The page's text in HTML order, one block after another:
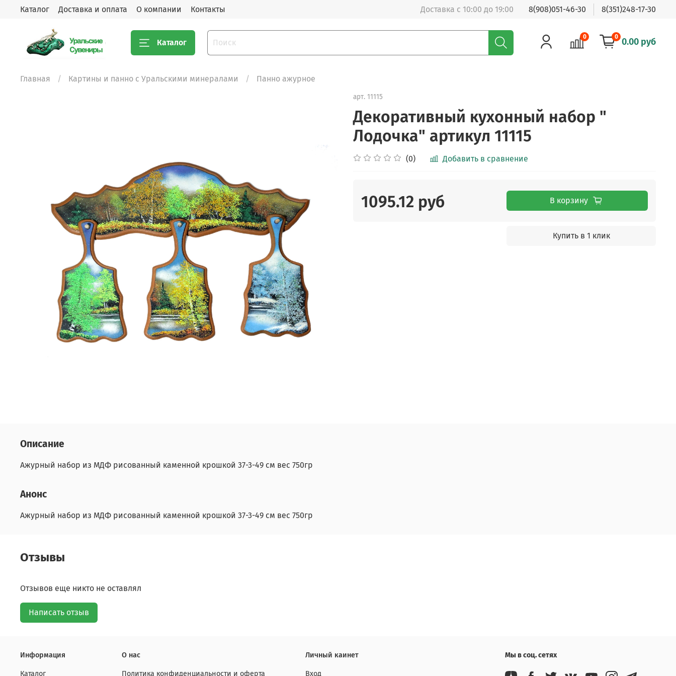
Каталог Доставка и оплата О компании Контакты Доставка с 10:00 до 19:00 8(908)051-46-30 8(351)248-17-30
Каталог
0 0 0.00 руб
Главная Картины и панно с Уральскими минералами Панно ажурное
арт. 11115
Декоративный кухонный набор "
Лодочка" артикул 11115
(0) Добавить в сравнение
1095.12 руб В корзину
Купить в 1 клик
Описание
Ажурный набор из МДФ рисованный каменной крошкой 37-3-49 см вес 750гр
Анонс
Ажурный набор из МДФ рисованный каменной крошкой 37-3-49 см вес 750гр
Отзывы
Отзывов еще никто не оставлял
Написать отзыв
Информация
Каталог
О нас
Политика конфиденциальности и оферта
Личный каинет
Вход
Мы в соц. сетях